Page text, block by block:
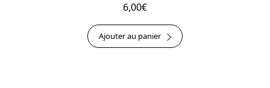
6,00€
Ajouter au panier